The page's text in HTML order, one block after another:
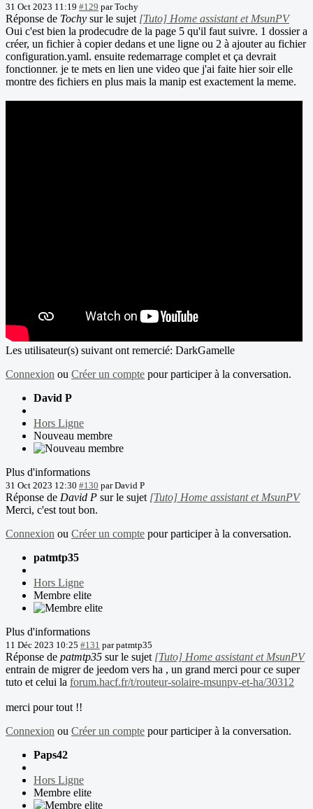
31 Oct 2023 11:19 #129 parTochy
Réponse de Tochy sur le sujet [Tuto] Home assistant et MsunPV
Oui c'est bien la prodecudre de la page 5 qu'il faut suivre. 1 dossier a
créer, un fichier à copier dedans et une ligne ou 2 à ajouter au fichier
configuration.yaml. ensuite redemarrage complet et ça devrait
fonctionner. je te mets en lien une video que j'ai faite hier soir elle
montre des fichiers en plus mais la manip est exactement la meme.
Les utilisateur(s) suivant ont remercié: DarkGamelle
Connexion ou Créer un compte pour participer à la conversation.
David P
Hors Ligne
Nouveau membre
Plus d'informations
31 Oct 2023 12:30 #130 parDavid P
Réponse de David P sur le sujet [Tuto] Home assistant et MsunPV
Merci, c'est tout bon.
Connexion ou Créer un compte pour participer à la conversation.
patmtp35
Hors Ligne
Membre elite
Plus d'informations
11 Déc 2023 10:25 #131 parpatmtp35
Réponse de patmtp35 sur le sujet [Tuto] Home assistant et MsunPV
entrain de migrer de jeedom vers ha , un grand merci pour ce super
tuto et celui la forum.hacf.fr/t/routeur-solaire-msunpv-et-ha/30312
merci pour tout !!
Connexion ou Créer un compte pour participer à la conversation.
Paps42
Hors Ligne
Membre elite